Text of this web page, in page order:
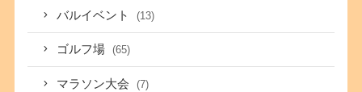
バルイベント (13)
ゴルフ場 (65)
マラソン大会 (7)